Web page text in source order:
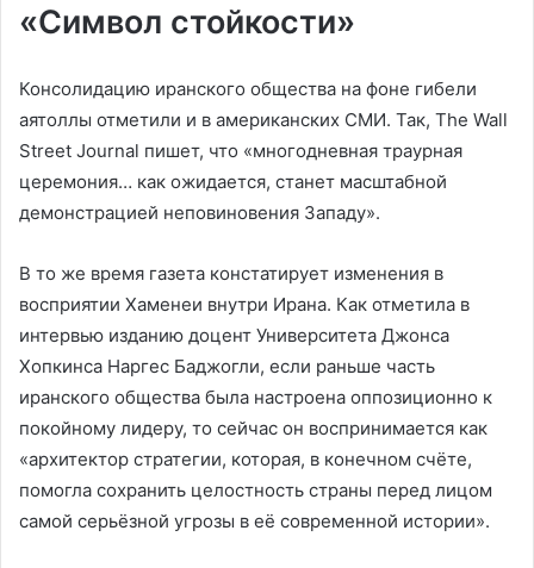
«Символ стойкости»
Консолидацию иранского общества на фоне гибели
аятоллы отметили и в американских СМИ. Так, The Wall
Street Journal пишет, что «многодневная траурная
церемония… как ожидается, станет масштабной
демонстрацией неповиновения Западу».
В то же время газета констатирует изменения в
восприятии Хаменеи внутри Ирана. Как отметила в
интервью изданию доцент Университета Джонса
Хопкинса Наргес Баджогли, если раньше часть
иранского общества была настроена оппозиционно к
покойному лидеру, то сейчас он воспринимается как
«архитектор стратегии, которая, в конечном счёте,
помогла сохранить целостность страны перед лицом
самой серьёзной угрозы в её современной истории».